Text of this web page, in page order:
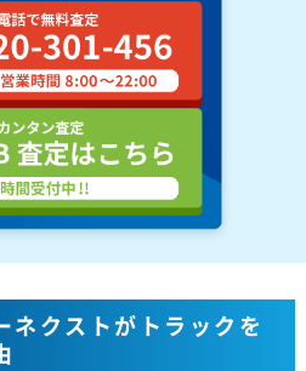
ネクストがトラックを